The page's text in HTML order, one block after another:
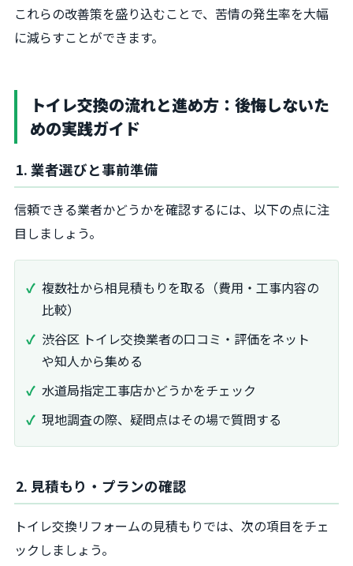
これらの改善策を盛り込むことで、苦情の発生率を大幅
に減らすことができます。
トイレ交換の流れと進め方：後悔しないた
めの実践ガイド
1. 業者選びと事前準備
信頼できる業者かどうかを確認するには、以下の点に注
目しましょう。
複数社から相見積もりを取る（費用・工事内容の
比較）
渋谷区 トイレ交換業者の口コミ・評価をネット
や知人から集める
水道局指定工事店かどうかをチェック
現地調査の際、疑問点はその場で質問する
2. 見積もり・プランの確認
トイレ交換リフォームの見積もりでは、次の項目をチェ
ックしましょう。